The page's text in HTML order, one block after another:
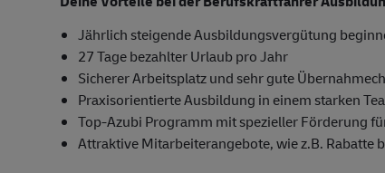
Jährlich steigende Ausbildungsvergütung
27 Tage bezahlter Urlaub pro Jahr
Sicherer Arbeitsplatz und sehr gute
Praxisorientierte Ausbildung in einem starken
Top-Azubi Programm mit spezieller Förderung
Attraktive Mitarbeiterangebote, wie z.B.